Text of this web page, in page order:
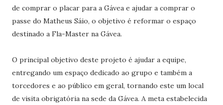
de comprar o placar para a Gávea e ajudar a comprar o
passe do Matheus Sáio, o objetivo é reformar o espaço
destinado a Fla-Master na Gávea.
O principal objetivo deste projeto é ajudar a equipe,
entregando um espaço dedicado ao grupo e também a
torcedores e ao público em geral, tornando este um local
de visita obrigatória na sede da Gávea. A meta estabelecida